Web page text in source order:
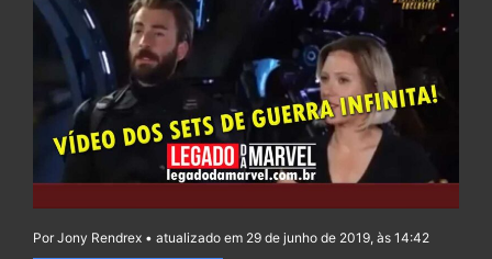
Por Jony Rendrex • atualizado em 29 de junho de 2019, às 14:42